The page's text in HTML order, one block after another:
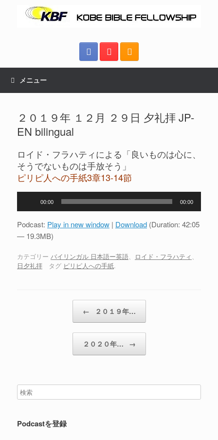
メニュー
２０１９年 １２月 ２９日 夕礼拝 JP-
EN bilingual
ロイド・フラハティによる「良いものは心に、
そうでないものは手放そう」
ピリピ人への手紙3章13-14節
プ
ヤ
ー
00:00 00:00
Podcast: Play in new window | Download (Duration: 42:05
— 19.3MB)
カテゴリー バイリンガル 日本語ー英語、 ロイド・フラハティ、
日夕礼拝 タグ ピリピ人への手紙.
← ２０１９年…
２０２０年… →
Podcastを登録